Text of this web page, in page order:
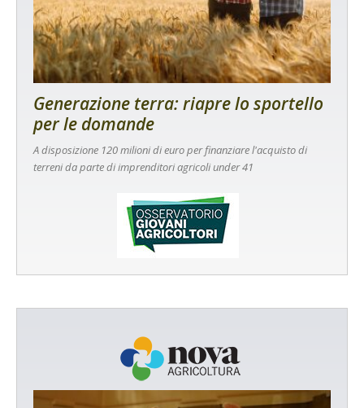
Generazione terra: riapre lo sportello
per le domande
A disposizione 120 milioni di euro per finanziare l'acquisto di
terreni da parte di imprenditori agricoli under 41